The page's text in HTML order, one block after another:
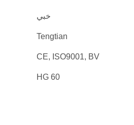
خبي
Tengtian
CE, ISO9001, BV
HG 60